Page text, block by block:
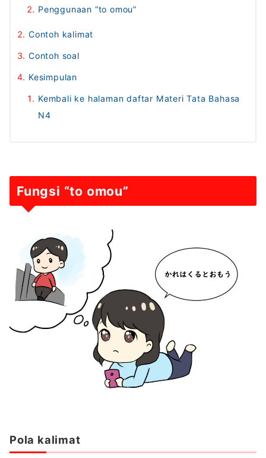
Penggunaan “to omou”
Contoh kalimat
Contoh soal
Kesimpulan
Kembali ke halaman daftar Materi Tata Bahasa
N4
Fungsi “to omou”
Pola kalimat